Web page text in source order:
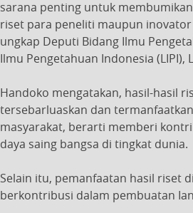
sarana penting untuk
riset para peneliti maupun inovator
ungkap Deputi Bidang Ilmu
Ilmu Pengetahuan Indonesia (LIPI),
Handoko mengatakan, hasil-hasil
tersebarluaskan dan termanfaatkan
masyarakat, berarti memberi
daya saing bangsa di tingkat dunia.
Selain itu, pemanfaatan hasil riset
berkontribusi dalam pembuatan